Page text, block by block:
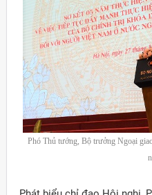
Phó Thủ tướng, Bộ trưởng Ngoại